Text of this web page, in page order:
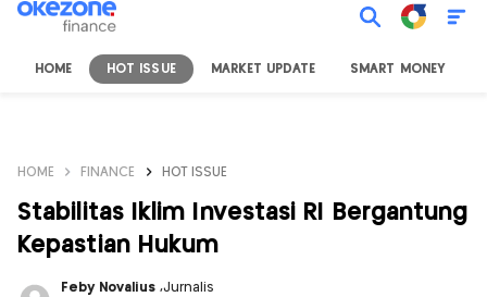
HOME HOT ISSUE MARKET UPDATE SMART MONEY
HOME FINANCE HOT ISSUE
Stabilitas Iklim Investasi RI Bergantung
Kepastian Hukum
Feby Novalius ,Jurnalis